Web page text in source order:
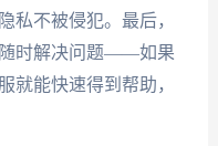
私不被侵犯。最后，
时解决问题——如果
就能快速得到帮助，